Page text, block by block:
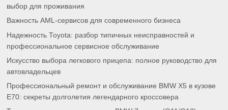
выбор для проживания
Важность AML-сервисов для современного бизнеса
Надежность Toyota: разбор типичных неисправностей и
профессиональное сервисное обслуживание
Искусство выбора легкового прицепа: полное руководство для
автовладельцев
Профессиональный ремонт и обслуживание BMW X5 в кузове
E70: секреты долголетия легендарного кроссовера